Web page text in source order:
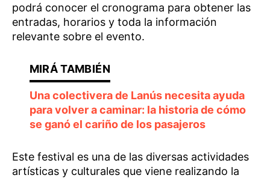
podrá conocer el cronograma para obtener las
entradas, horarios y toda la información
relevante sobre el evento.
Una colectivera de Lanús necesita ayuda
para volver a caminar: la historia de cómo
se ganó el cariño de los pasajeros
Este festival es una de las diversas actividades
artísticas y culturales que viene realizando la